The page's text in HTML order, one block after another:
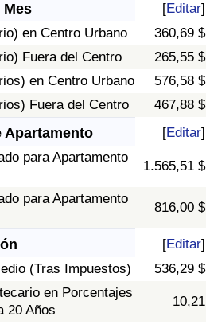
[Editar]
en Centro Urbano
360,69 $
Fuera del Centro
265,55 $
en Centro Urbano
576,58 $
Fuera del Centro
467,88 $
Apartamento [Editar]
para Apartamento
1.565,51 $
para Apartamento
816,00 $
[Editar]
(Tras Impuestos)
536,29 $
en Porcentajes
20 Años
10,21